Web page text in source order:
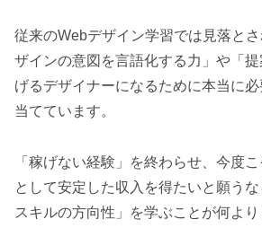
従来のWebデザイン学習では見落と
ザインの意図を言語化する力」や「
げるデザイナーになるために本当に
当てています。
「稼げない経験」を終わらせ、今度
として安定した収入を得たいと願う
スキルの方向性」を学ぶことが何より